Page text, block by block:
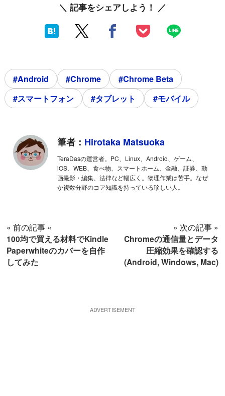
＼ 記事をシェアしよう！ ／
#Android #Chrome
#Chrome Beta
#スマートフォン
#タブレット #モバイル
筆者： Hirotaka Matsuoka
TeraDasの運営者。PC、Linux、Android、ゲーム、
iOS、WEB、食べ物、スマートホーム、金融、証券、動
画撮影・編集、法律など幅広く。物理作業は苦手。なぜ
か複数分野のコア知識を持っている珍しい人。
« 前の記事 «
100均で買える材料でKindle
Paperwhiteのカバーを自作
してみた
» 次の記事 »
Chromeの通信量とデータ
圧縮効果を確認する
(Android, Windows, Mac)